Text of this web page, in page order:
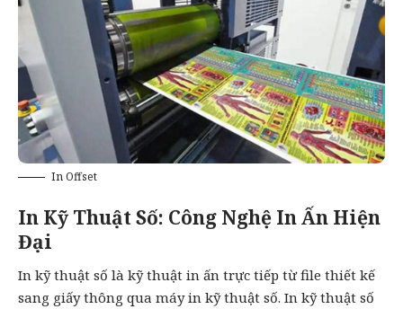
In Offset
In Kỹ Thuật Số: Công Nghệ In Ấn Hiện
Đại
In kỹ thuật số là kỹ thuật in ấn trực tiếp từ file thiết kế
sang giấy thông qua máy in kỹ thuật số. In kỹ thuật số